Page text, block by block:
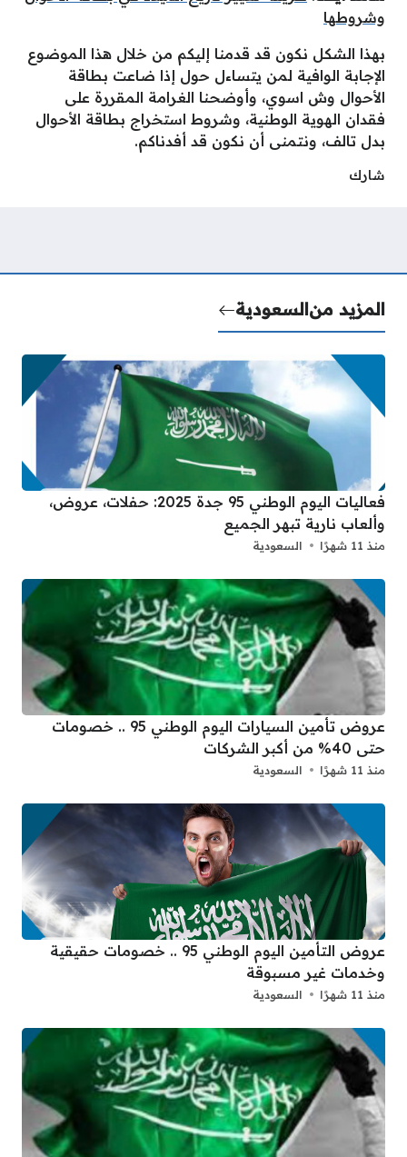
وشروطها
بهذا الشكل نكون قد قدمنا إليكم من خلال هذا الموضوع
الإجابة الوافية لمن يتساءل حول إذا ضاعت بطاقة
الأحوال وش اسوي، وأوضحنا الغرامة المقررة على
فقدان الهوية الوطنية، وشروط استخراج بطاقة الأحوال
بدل تالف، ونتمنى أن نكون قد أفدناكم.
شارك
المزيد منالسعودية
فعاليات اليوم الوطني 95 جدة 2025: حفلات، عروض،
وألعاب نارية تبهر الجميع
منذ 11 شهرًا السعودية
عروض تأمين السيارات اليوم الوطني 95 .. خصومات
حتى 40% من أكبر الشركات
منذ 11 شهرًا السعودية
عروض التأمين اليوم الوطني 95 .. خصومات حقيقية
وخدمات غير مسبوقة
منذ 11 شهرًا السعودية